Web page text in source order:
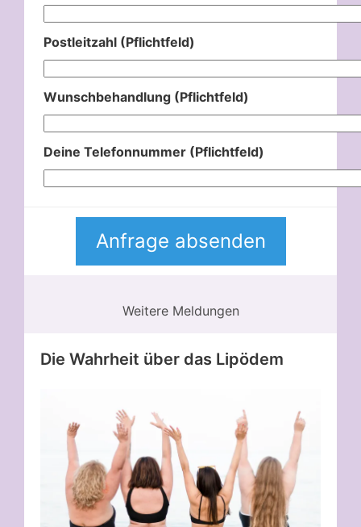
Postleitzahl (Pflichtfeld)
Wunschbehandlung (Pflichtfeld)
Deine Telefonnummer (Pflichtfeld)
Weitere Meldungen
Die Wahrheit über das Lipödem